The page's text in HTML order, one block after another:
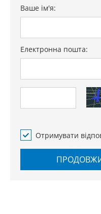
Ваше ім'я:
Електронна пошта:
Отримувати